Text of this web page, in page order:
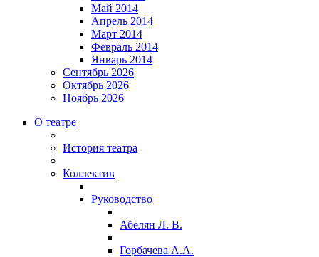
Май 2014
Апрель 2014
Март 2014
Февраль 2014
Январь 2014
Сентябрь 2026
Октябрь 2026
Ноябрь 2026
О театре
История театра
Коллектив
Руководство
Абелян Л. В.
Горбачева А.А.